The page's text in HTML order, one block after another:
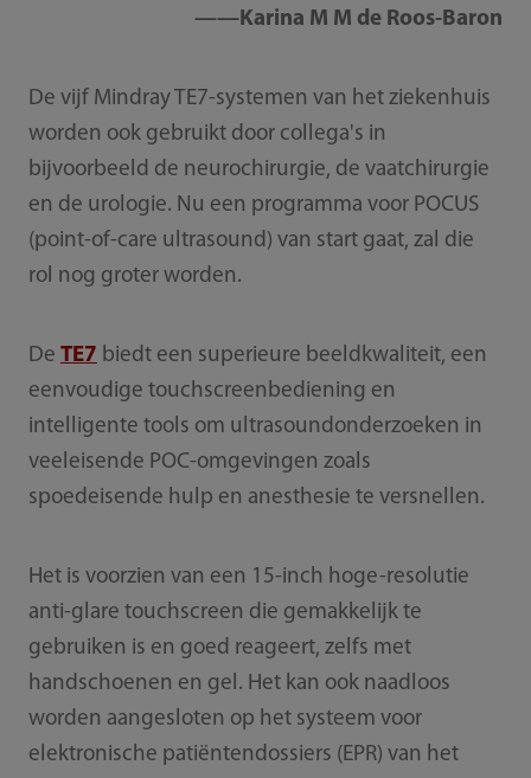
——Karina M M de Roos-Baron
De vijf Mindray TE7-systemen van het ziekenhuis
worden ook gebruikt door collega's in
bijvoorbeeld de neurochirurgie, de vaatchirurgie
en de urologie. Nu een programma voor POCUS
(point-of-care ultrasound) van start gaat, zal die
rol nog groter worden.
De TE7 biedt een superieure beeldkwaliteit, een
eenvoudige touchscreenbediening en
intelligente tools om ultrasoundonderzoeken in
veeleisende POC-omgevingen zoals
spoedeisende hulp en anesthesie te versnellen.
Het is voorzien van een 15-inch hoge-resolutie
anti-glare touchscreen die gemakkelijk te
gebruiken is en goed reageert, zelfs met
handschoenen en gel. Het kan ook naadloos
worden aangesloten op het systeem voor
elektronische patiëntendossiers (EPR) van het